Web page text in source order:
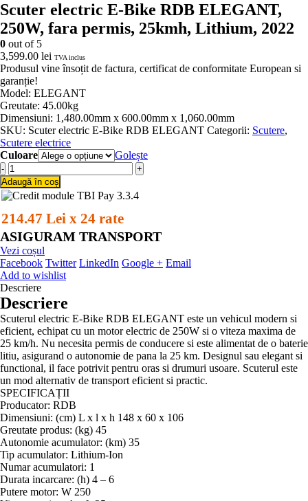
Scuter electric E-Bike RDB ELEGANT,
250W, fara permis, 25kmh, Lithium, 2022
0 out of 5
3,599.00 lei TVA inclus
Produsul vine însoțit de factura, certificat de conformitate European si
garanție!
Model: ELEGANT
Greutate: 45.00kg
Dimensiuni: 1,480.00mm x 600.00mm x 1,060.00mm
SKU: Scuter electric E-Bike RDB ELEGANT Categorii: Scutere,
Scutere electrice
Culoare
Golește
-
+
Adaugă în coș
214.47 Lei x 24 rate
ASIGURAM TRANSPORT
Vezi coșul
Facebook Twitter LinkedIn Google + Email
Add to wishlist
Descriere
Descriere
Scuterul electric E-Bike RDB ELEGANT este un vehicul modern si
eficient, echipat cu un motor electric de 250W si o viteza maxima de
25 km/h. Nu necesita permis de conducere si este alimentat de o baterie
litiu, asigurand o autonomie de pana la 25 km. Designul sau elegant si
functional, il face potrivit pentru oras si drumuri usoare. Scuterul este
un mod alternativ de transport eficient si practic.
SPECIFICAȚII
Producator: RDB
Dimensiuni: (cm) L x l x h 148 x 60 x 106
Greutate produs: (kg) 45
Autonomie acumulator: (km) 35
Tip acumulator: Lithium-Ion
Numar acumulatori: 1
Durata incarcare: (h) 4 – 6
Putere motor: W 250